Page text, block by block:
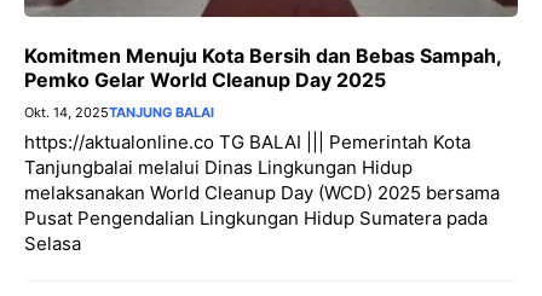
Komitmen Menuju Kota Bersih dan Bebas Sampah,
Pemko Gelar World Cleanup Day 2025
Okt. 14, 2025TANJUNG BALAI
https://aktualonline.co TG BALAI ||| Pemerintah Kota
Tanjungbalai melalui Dinas Lingkungan Hidup
melaksanakan World Cleanup Day (WCD) 2025 bersama
Pusat Pengendalian Lingkungan Hidup Sumatera pada
Selasa